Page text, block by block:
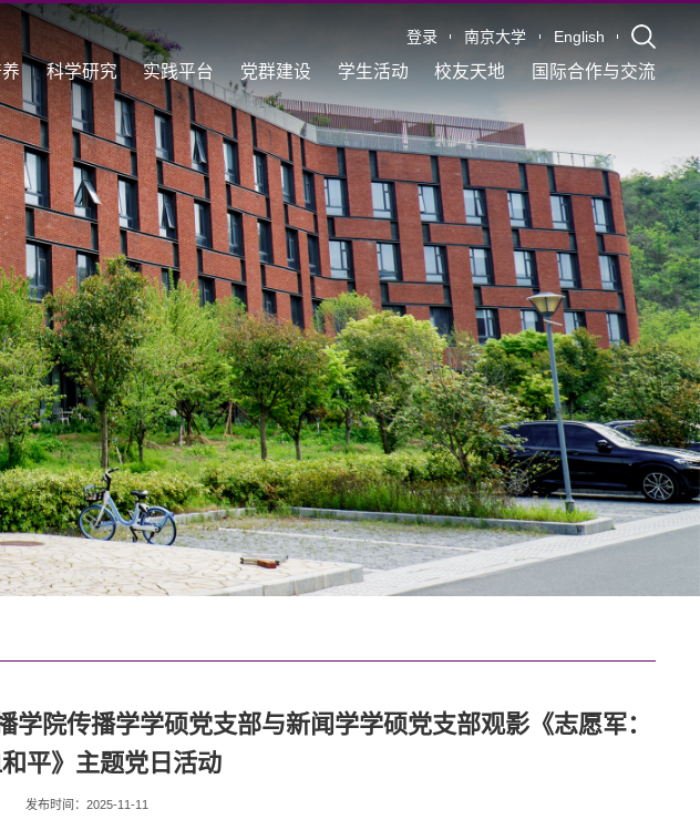
登录 南京大学 English
科学研究 实践平台 党群建设 学生活动 校友天地 国际合作与交流
院传播学学硕党支部与新闻学学硕党支部观影《志愿军：
平》主题党日活动
发布时间：2025-11-11